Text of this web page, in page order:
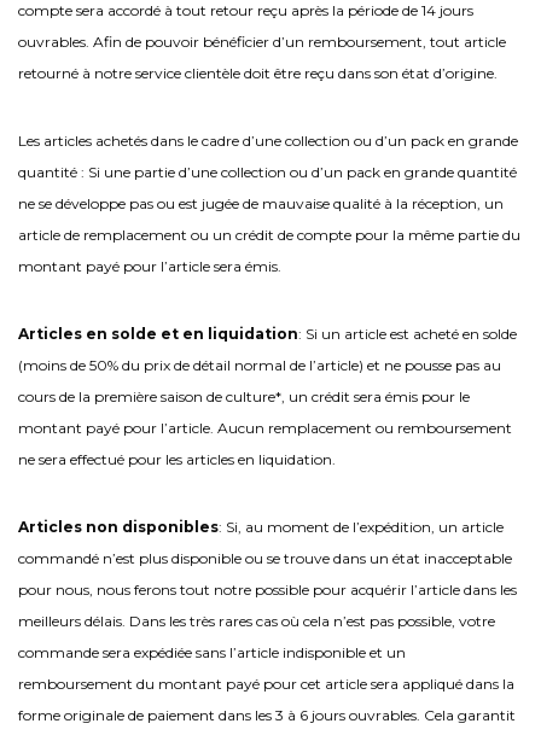
compte sera accordé à tout retour reçu après la période de 14 jours
ouvrables. Afin de pouvoir bénéficier d’un remboursement, tout article
retourné à notre service clientèle doit être reçu dans son état d’origine.
Les articles achetés dans le cadre d’une collection ou d’un pack en grande
quantité : Si une partie d’une collection ou d’un pack en grande quantité
ne se développe pas ou est jugée de mauvaise qualité à la réception, un
article de remplacement ou un crédit de compte pour la même partie du
montant payé pour l’article sera émis.
Articles en solde et en liquidation: Si un article est acheté en solde
(moins de 50% du prix de détail normal de l’article) et ne pousse pas au
cours de la première saison de culture*, un crédit sera émis pour le
montant payé pour l’article. Aucun remplacement ou remboursement
ne sera effectué pour les articles en liquidation.
Articles non disponibles: Si, au moment de l’expédition, un article
commandé n’est plus disponible ou se trouve dans un état inacceptable
pour nous, nous ferons tout notre possible pour acquérir l’article dans les
meilleurs délais. Dans les très rares cas où cela n’est pas possible, votre
commande sera expédiée sans l’article indisponible et un
remboursement du montant payé pour cet article sera appliqué dans la
forme originale de paiement dans les 3 à 6 jours ouvrables. Cela garantit